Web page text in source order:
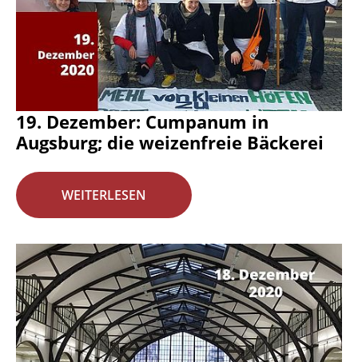
19. Dezember: Cumpanum in
Augsburg; die weizenfreie Bäckerei
WEITERLESEN